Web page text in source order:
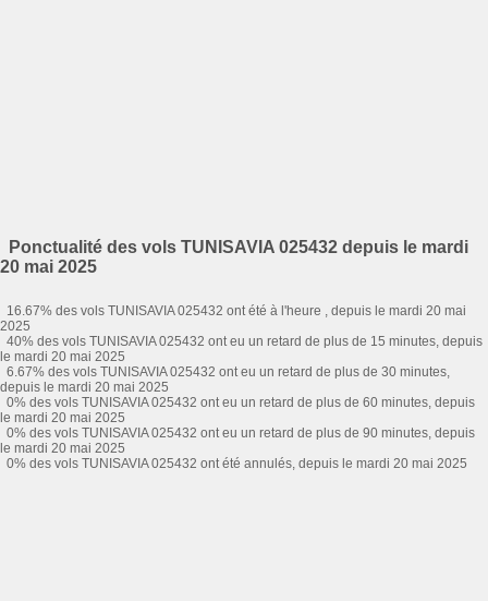
Ponctualité des vols TUNISAVIA 025432 depuis le mardi
20 mai 2025
16.67% des vols TUNISAVIA 025432 ont été à l'heure , depuis le mardi 20 mai
2025
40% des vols TUNISAVIA 025432 ont eu un retard de plus de 15 minutes, depuis
le mardi 20 mai 2025
6.67% des vols TUNISAVIA 025432 ont eu un retard de plus de 30 minutes,
depuis le mardi 20 mai 2025
0% des vols TUNISAVIA 025432 ont eu un retard de plus de 60 minutes, depuis
le mardi 20 mai 2025
0% des vols TUNISAVIA 025432 ont eu un retard de plus de 90 minutes, depuis
le mardi 20 mai 2025
0% des vols TUNISAVIA 025432 ont été annulés, depuis le mardi 20 mai 2025